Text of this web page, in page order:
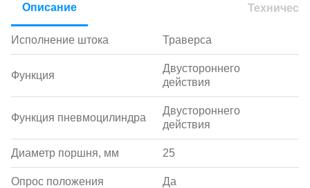
Описание
Исполнение штока Траверса
Функция
Двустороннего
действия
Функция пневмоцилиндра
Двустороннего
действия
Диаметр поршня, мм 25
Опрос положения Да